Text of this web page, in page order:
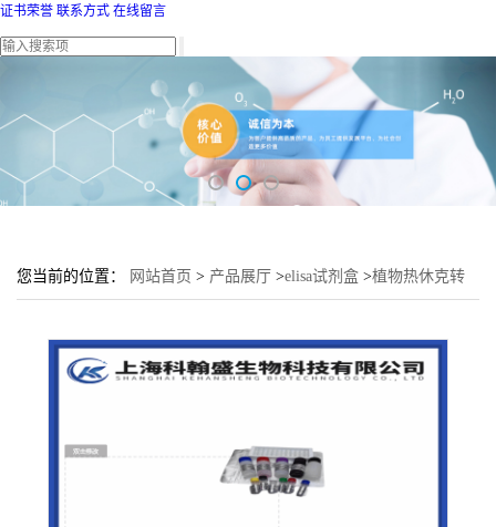
证书荣誉 联系方式 在线留言
您当前的位置： 网站首页 > 产品展厅 >elisa试剂盒 >植物热休克转